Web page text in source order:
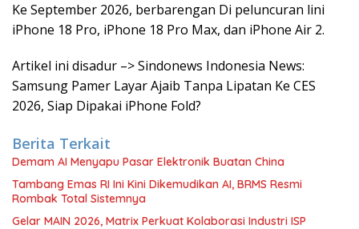
Ke September 2026, berbarengan Di peluncuran lini
iPhone 18 Pro, iPhone 18 Pro Max, dan iPhone Air 2.
Artikel ini disadur –> Sindonews Indonesia News:
Samsung Pamer Layar Ajaib Tanpa Lipatan Ke CES
2026, Siap Dipakai iPhone Fold?
Berita Terkait
Demam AI Menyapu Pasar Elektronik Buatan China
Tambang Emas RI Ini Kini Dikemudikan AI, BRMS Resmi
Rombak Total Sistemnya
Gelar MAIN 2026, Matrix Perkuat Kolaborasi Industri ISP